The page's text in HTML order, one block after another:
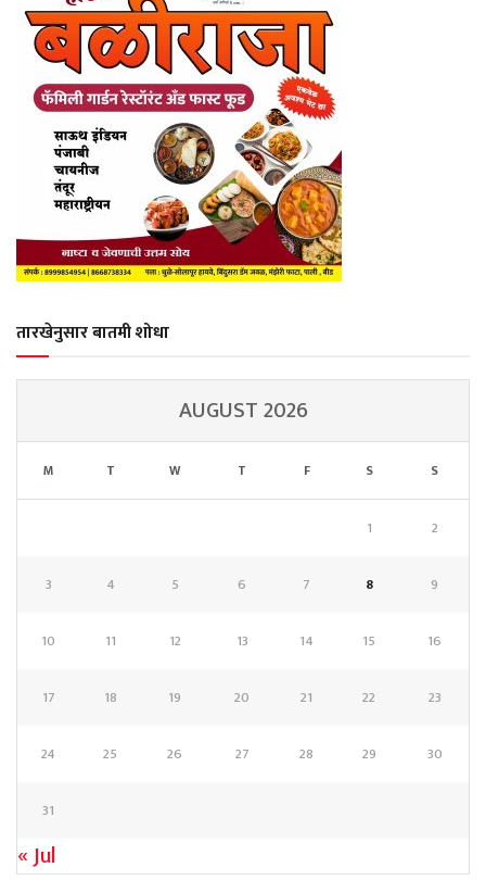
तारखेनुसार बातमी शोधा
AUGUST 2026
M T W T F S S
1 2
3 4 5 6 7 8 9
10 11 12 13 14 15 16
17 18 19 20 21 22 23
24 25 26 27 28 29 30
31
« Jul